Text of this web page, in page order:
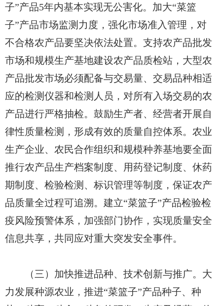
子”产品5年内基本实现无公害化。加大“菜篮
子”产品市场监测力度，强化市场准入管理，对
不合格农产品要坚决依法处置。支持农产品批发
市场和规模生产基地建设农产品质检站，大型农
产品批发市场必须配备与交易量、交易品种相适
应的检测仪器和检测人员，对所有入场交易的农
产品进行严格抽检。鼓励生产者、经营者开展自
律性质量检测，形成有效的质量自控体系。农业
生产企业、农民合作组织和规模种养基地要全面
推行农产品生产档案制度、用药登记制度、休药
期制度、检验检测、标识管理等制度，保证农产
品质量全过程可追溯。建立“菜篮子”产品检验检
疫风险预警体系，加强部门协作，实现质量安全
信息共享，共同应对重大突发安全事件。
（三）加快推进品种、技术创新与推广。大
力发展种源农业，推进“菜篮子”产品种子、种